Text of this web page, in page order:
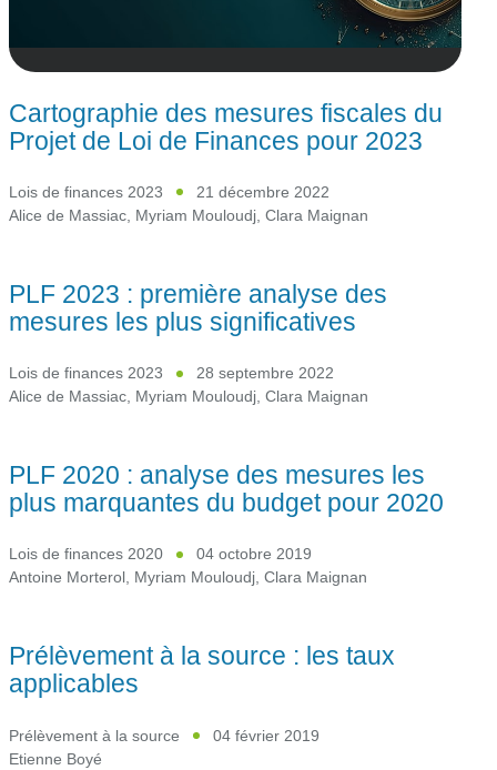
Cartographie des mesures fiscales du
Projet de Loi de Finances pour 2023
Lois de finances 2023
21 décembre 2022
Alice de Massiac, Myriam Mouloudj, Clara Maignan
PLF 2023 : première analyse des
mesures les plus significatives
Lois de finances 2023
28 septembre 2022
Alice de Massiac, Myriam Mouloudj, Clara Maignan
PLF 2020 : analyse des mesures les
plus marquantes du budget pour 2020
Lois de finances 2020
04 octobre 2019
Antoine Morterol, Myriam Mouloudj, Clara Maignan
Prélèvement à la source : les taux
applicables
Prélèvement à la source
04 février 2019
Etienne Boyé